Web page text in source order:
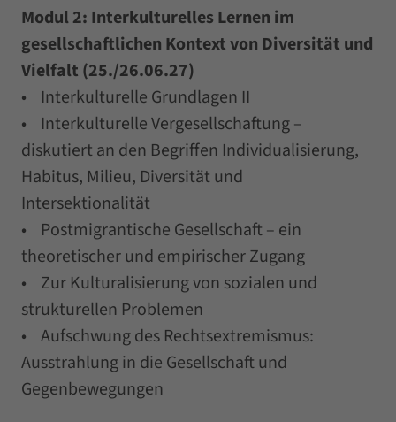
Modul 2: Interkulturelles Lernen im
gesellschaftlichen Kontext von Diversität und
Vielfalt (25./26.06.27)
• Interkulturelle Grundlagen II
• Interkulturelle Vergesellschaftung –
diskutiert an den Begriffen Individualisierung,
Habitus, Milieu, Diversität und
Intersektionalität
• Postmigrantische Gesellschaft – ein
theoretischer und empirischer Zugang
• Zur Kulturalisierung von sozialen und
strukturellen Problemen
• Aufschwung des Rechtsextremismus:
Ausstrahlung in die Gesellschaft und
Gegenbewegungen